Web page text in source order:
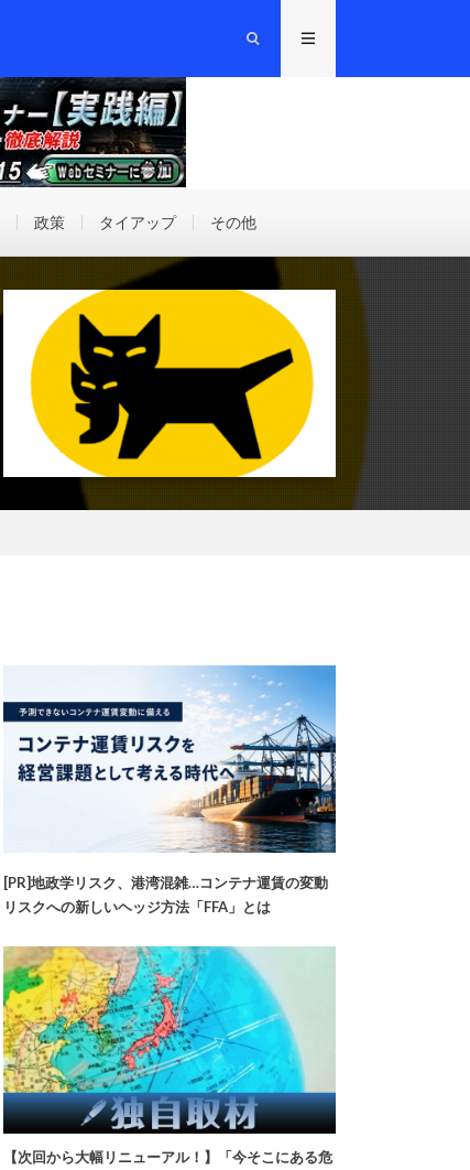
政策 タイアップ その他
[PR]地政学リスク、港湾混雑…コンテナ運賃の変動
リスクへの新しいヘッジ方法「FFA」とは
【次回から大幅リニューアル！】「今そこにある危